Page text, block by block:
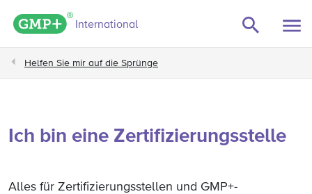
GMP+ logo
International
Helfen Sie mir auf die Sprünge
Ich bin eine Zertifizierungsstelle
Alles für Zertifizierungsstellen und GMP+-